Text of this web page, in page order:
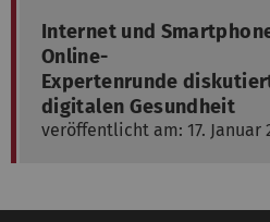
Internet und
Online-
Expertenrunde
digitalen Gesundheit
veröffentlicht am: 17. Januar